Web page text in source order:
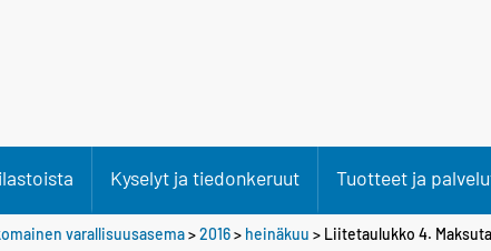
Kyselyt ja tiedonkeruut Tuotteet ja
varallisuusasema>2016> heinäkuu > Liitetaulukko 4.